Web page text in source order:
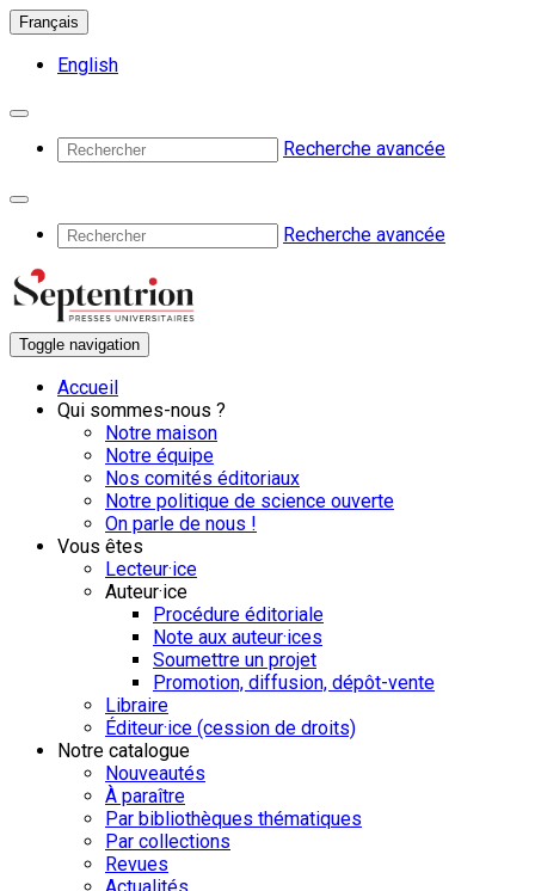
Français
English
Recherche avancée
Recherche avancée
Toggle navigation
Accueil
Qui sommes-nous ?
Notre maison
Notre équipe
Nos comités éditoriaux
Notre politique de science ouverte
On parle de nous !
Vous êtes
Lecteur·ice
Auteur·ice
Procédure éditoriale
Note aux auteur·ices
Soumettre un projet
Promotion, diffusion, dépôt-vente
Libraire
Éditeur·ice (cession de droits)
Notre catalogue
Nouveautés
À paraître
Par bibliothèques thématiques
Par collections
Revues